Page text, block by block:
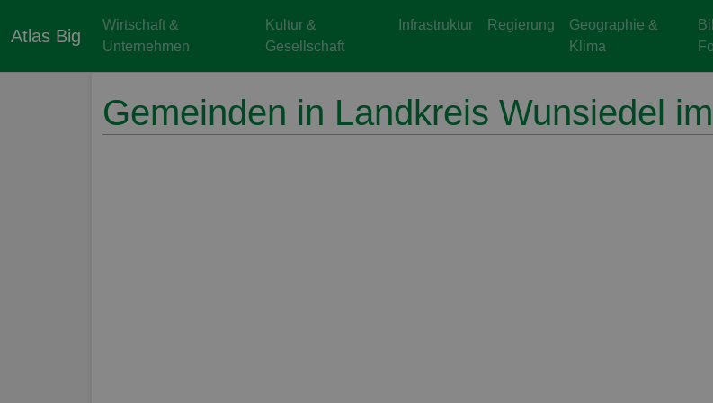
Atlas Big
Wirtschaft &
Unternehmen
Kultur &
Gesellschaft
Infrastruktur Regierung
Geographie &
Klima
Gemeinden in Landkreis Wunsiedel